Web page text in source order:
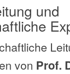
und
von Prof.